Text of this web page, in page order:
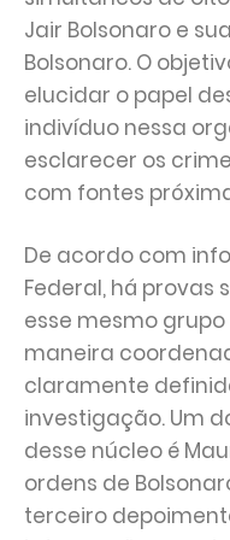
Jair Bolsonaro e
Bolsonaro. O
elucidar o papel
indivíduo nessa
esclarecer os
com fontes
De acordo com
Federal, há provas
esse mesmo
maneira
claramente
investigação. Um
desse núcleo é
ordens de
terceiro